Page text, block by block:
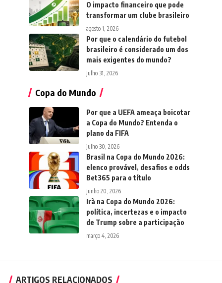
O impacto financeiro que pode
transformar um clube brasileiro
agosto 1, 2026
Por que o calendário do futebol
brasileiro é considerado um dos
mais exigentes do mundo?
julho 31, 2026
Copa do Mundo
Por que a UEFA ameaça boicotar
a Copa do Mundo? Entenda o
plano da FIFA
julho 30, 2026
Brasil na Copa do Mundo 2026:
elenco provável, desafios e odds
Bet365 para o título
junho 20, 2026
Irã na Copa do Mundo 2026:
política, incertezas e o impacto
de Trump sobre a participação
março 4, 2026
ARTIGOS RELACIONADOS